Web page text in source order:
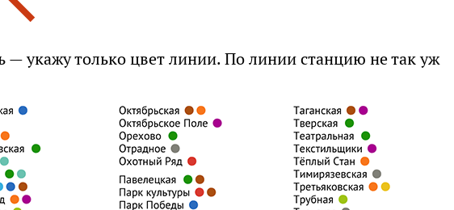
— укажу только цвет линии. По линии станцию не так уж